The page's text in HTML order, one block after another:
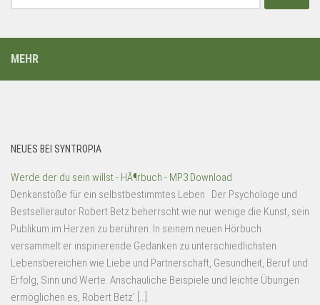
nach:
MEHR
NEUES BEI SYNTROPIA
Werde der du sein willst - HÃ¶rbuch - MP3 Download
Denkanstöße für ein selbstbestimmtes Leben Der Psychologe und
Bestsellerautor Robert Betz beherrscht wie nur wenige die Kunst, sein
Publikum im Herzen zu berühren. In seinem neuen Hörbuch
versammelt er inspirierende Gedanken zu unterschiedlichsten
Lebensbereichen wie Liebe und Partnerschaft, Gesundheit, Beruf und
Erfolg, Sinn und Werte. Anschauliche Beispiele und leichte Übungen
ermöglichen es, Robert Betz' […]